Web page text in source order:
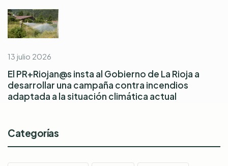
13 julio 2026
El PR+Riojan@s insta al Gobierno de La Rioja a
desarrollar una campaña contra incendios
adaptada a la situación climática actual
Categorías